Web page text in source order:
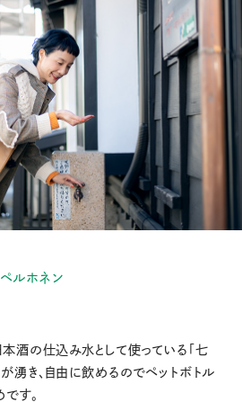
ルホネン
酒の仕込み水として使っている「七
湧き、自由に飲めるのでペットボトル
す。